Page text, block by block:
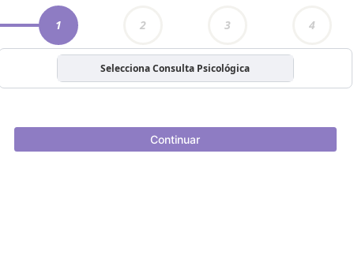
1 2 3 4
Selecciona Consulta Psicológica
Continuar